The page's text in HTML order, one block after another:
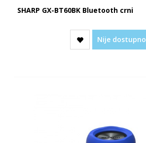
SHARP GX-BT60BK Bluetooth crni
Nije dostupno